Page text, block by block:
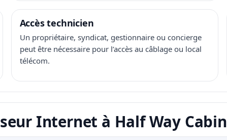
Accès technicien
Un propriétaire, syndicat, gestionnaire ou concierge
peut être nécessaire pour l’accès au câblage ou local
télécom.
Internet à Half Way Cabin